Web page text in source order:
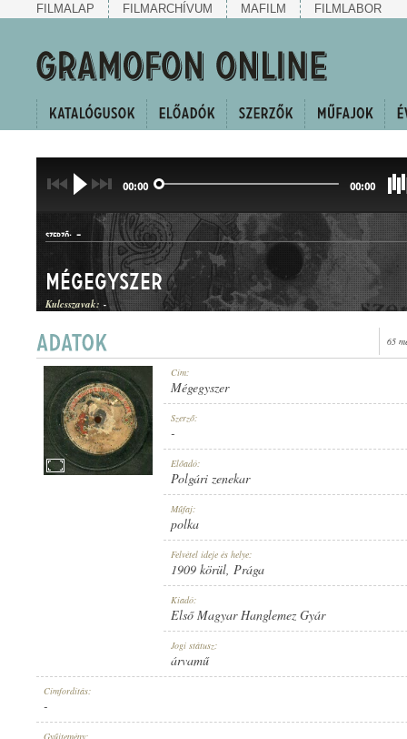
FILMALAP FILMARCHÍVUM MAFILM FILMLABOR
00:00 00:00
SZERZŐ: -
POLKA
1909 KÖRÜL
ELSŐ MAGYAR HANGLEMEZ GYÁR
Mégegyszer
Kulcsszavak: -
65
Cím:
Mégegyszer
Szerző:
-
Előadó:
Polgári zenekar
Műfaj:
polka
Felvétel ideje és helye:
1909 körül, Prága
Kiadó:
Első Magyar Hanglemez Gyár
Jogi státusz:
árvamű
Címfordítás:
-
Gyűjtemény: